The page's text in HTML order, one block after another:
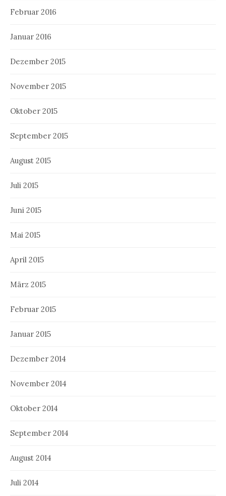
Februar 2016
Januar 2016
Dezember 2015
November 2015
Oktober 2015
September 2015
August 2015
Juli 2015
Juni 2015
Mai 2015
April 2015
März 2015
Februar 2015
Januar 2015
Dezember 2014
November 2014
Oktober 2014
September 2014
August 2014
Juli 2014